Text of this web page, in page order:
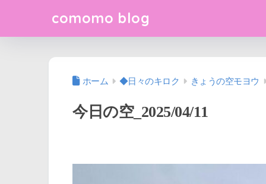
comomo blog
ホーム ◆日々のキロク きょうの空モヨウ
今日の空_2025/04/11